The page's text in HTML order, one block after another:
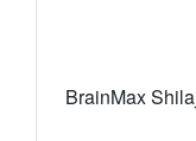
BrainMax